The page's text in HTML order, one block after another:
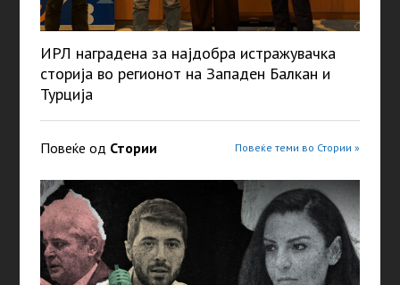
ИРЛ наградена за најдобра истражувачка
сторија во регионот на Западен Балкан и
Турција
Повеќе од Стории Повеќе теми во Стории »